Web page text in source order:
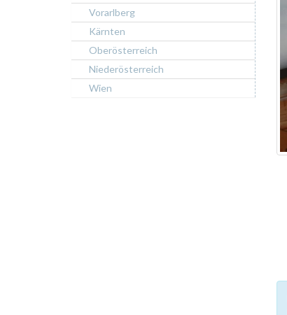
Vorarlberg
Kärnten
Oberösterreich
Niederösterreich
Wien